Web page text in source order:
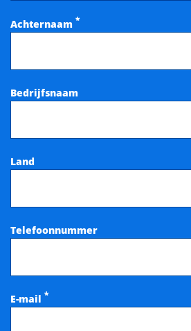
Achternaam *
Bedrijfsnaam
Land
Telefoonnummer
E-mail *